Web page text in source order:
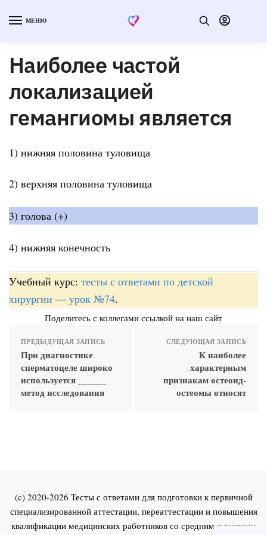
МЕНЮ
Наиболее частой
локализацией
гемангиомы является
1) нижняя половина туловища
2) верхняя половина туловища
3) голова (+)
4) нижняя конечность
Учебный курс: тесты с ответами по детской
хирургии — урок №74.
Поделитесь с коллегами ссылкой на наш сайт
ПРЕДЫДУЩАЯ ЗАПИСЬ
При диагностике
сперматоцеле широко
используется ______
метод исследования
СЛЕДУЮЩАЯ ЗАПИСЬ
К наиболее
характерным
признакам остеоид-
остеомы относят
(c) 2020-2026 Тесты с ответами для подготовки к первичной
специализированной аттестации, переаттестации и повышения
квалификации медицинских работников со средним и высшим